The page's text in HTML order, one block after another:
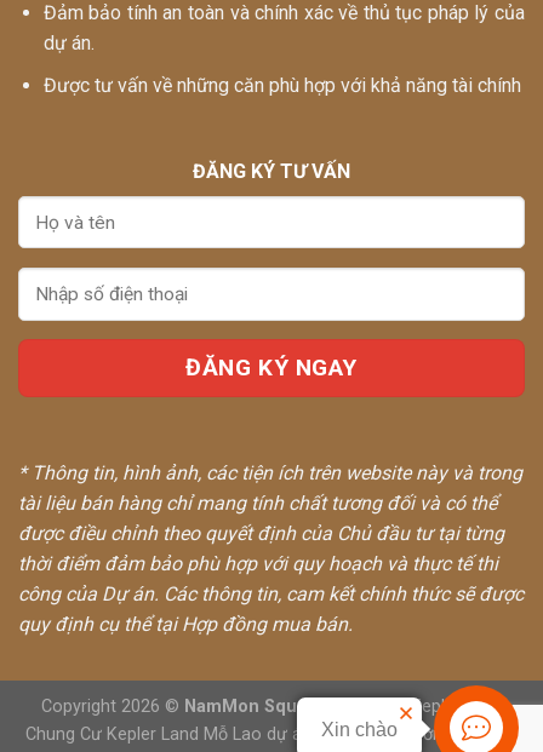
Đảm bảo tính an toàn và chính xác về thủ tục pháp lý của
dự án.
Được tư vấn về những căn phù hợp với khả năng tài chính
ĐĂNG KÝ TƯ VẤN
* Thông tin, hình ảnh, các tiện ích trên website này và trong
tài liệu bán hàng chỉ mang tính chất tương đối và có thể
được điều chỉnh theo quyết định của Chủ đầu tư tại từng
thời điểm đảm bảo phù hợp với quy hoạch và thực tế thi
công của Dự án. Các thông tin, cam kết chính thức sẽ được
quy định cụ thể tại Hợp đồng mua bán.
Copyright 2026 © NamMon Square
Chung Cư Kepler Land
Chung Cư Kepler Land Mỗ Lao dự án Him Lam Thường TínHim
Xin chào